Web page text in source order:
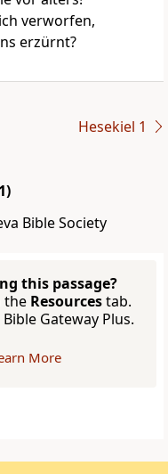
verworfen,
erzürnt?
Hesekiel 1
Bible Society
this passage?
the Resourcestab.
Gateway Plus.
More